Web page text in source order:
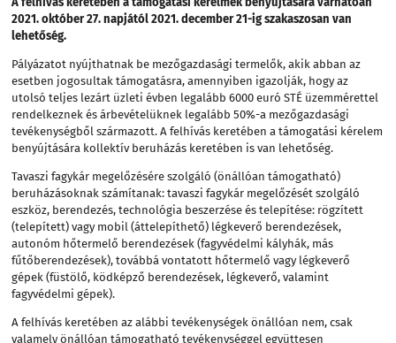
2021. október 27. napjától 2021. december 21-ig szakaszosan van
lehetőség.
Pályázatot nyújthatnak be mezőgazdasági termelők, akik abban az
esetben jogosultak támogatásra, amennyiben igazolják, hogy az
utolsó teljes lezárt üzleti évben legalább 6000 euró STÉ üzemmérettel
rendelkeznek és árbevételüknek legalább 50%-a mezőgazdasági
tevékenységből származott. A felhívás keretében a támogatási kérelem
benyújtására kollektív beruházás keretében is van lehetőség.
Tavaszi fagykár megelőzésére szolgáló (önállóan támogatható)
beruházásoknak számítanak: tavaszi fagykár megelőzését szolgáló
eszköz, berendezés, technológia beszerzése és telepítése: rögzített
(telepített) vagy mobil (áttelepíthető) légkeverő berendezések,
autonóm hőtermelő berendezések (fagyvédelmi kályhák, más
fűtőberendezések), továbbá vontatott hőtermelő vagy légkeverő
gépek (füstölő, ködképző berendezések, légkeverő, valamint
fagyvédelmi gépek).
A felhívás keretében az alábbi tevékenységek önállóan nem, csak
valamely önállóan támogatható tevékenységgel együttesen